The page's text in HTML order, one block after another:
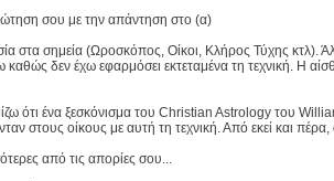
σου με την απάντηση στο (α)
στα σημεία (Ωροσκόπος, Οίκοι, Κλήρος Τύχης κτλ).
δεν έχω εφαρμόσει εκτεταμένα τη τεχνική. Η
ότι ένα ξεσκόνισμα του Christian Astrology του William
στους οίκους με αυτή τη τεχνική. Από εκεί και
από τις απορίες σου...